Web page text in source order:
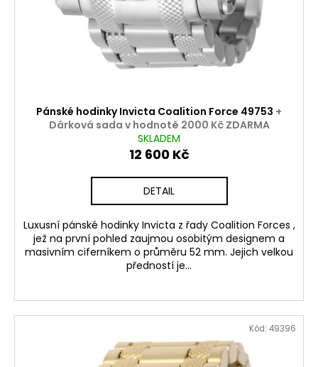
Pánské hodinky Invicta Coalition Force 49753 +
Dárková sada v hodnotě 2000 Kč ZDARMA
SKLADEM
12 600 Kč
DETAIL
Luxusní pánské hodinky Invicta z řady Coalition Forces ,
jež na první pohled zaujmou osobitým designem a
masivním ciferníkem o průměru 52 mm. Jejich velkou
předností je...
Kód: 49396